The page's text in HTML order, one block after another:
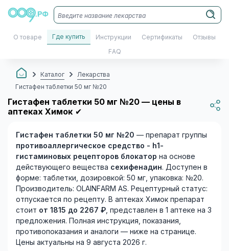
О товаре Где купить Инструкции Сертификаты Отзывы
FAQ
Каталог
Лекарства
Гистафен таблетки 50 мг №20
Гистафен таблетки 50 мг №20 — цены в
аптеках Химок ✔
Гистафен таблетки 50 мг №20 — препарат группы
противоаллергическое средство - h1-
гистаминовых рецепторов блокатор на основе
действующего вещества сехифенадин. Доступен в
форме: таблетки, дозировкой: 50 мг, упаковка: №20.
Производитель: OLAINFARM AS. Рецептурный статус:
отпускается по рецепту. В аптеках Химок препарат
стоит от 1815 до 2267 ₽, представлен в 1 аптеке на 3
предложения. Полная инструкция, показания,
противопоказания и аналоги — ниже на странице.
Цены актуальны на 9 августа 2026 г.